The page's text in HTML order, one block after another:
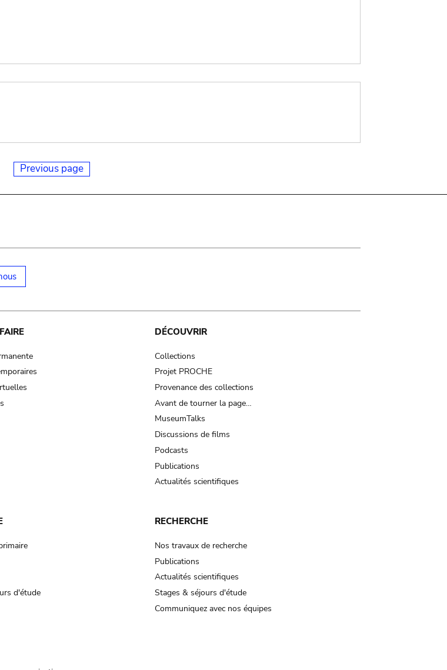
Previous page
DÉCOUVRIR
Collections
Projet PROCHE
Provenance des collections
Avant de tourner la page…
MuseumTalks
Discussions de films
Podcasts
Publications
Actualités scientifiques
d'étude
RECHERCHE
Nos travaux de recherche
Publications
Actualités scientifiques
Stages & séjours d'étude
Communiquez avec nos équipes